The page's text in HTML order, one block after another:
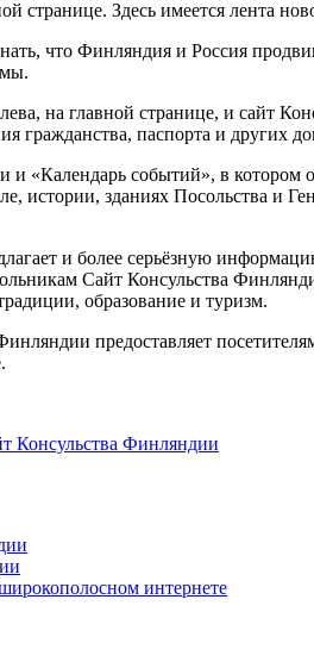
странице. Здесь имеется лента
что Финляндия и Россия
на главной странице, и сайт
гражданства, паспорта и
и «Календарь событий», в котором
истории, зданиях Посольства и
и более серьёзную
Сайт Консульства
образование и туризм.
предоставляет
Консульства Финляндии
интернете